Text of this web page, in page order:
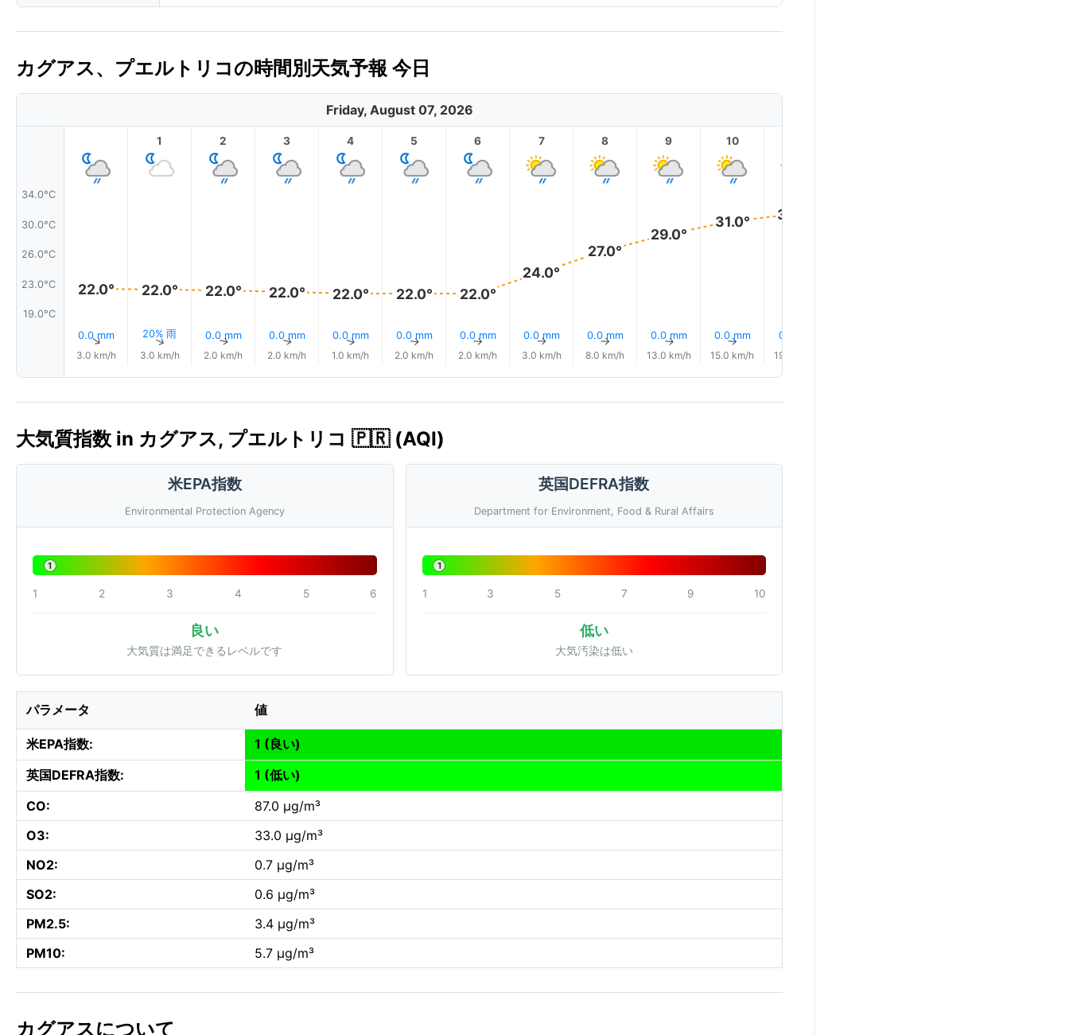
カグアス、プエルトリコの時間別天気予報 今日
Friday, August 07, 2026
34.0°C
30.0°C
26.0°C
23.0°C
19.0°C
22.0°
0.0 mm
↑
3.0 km/h
1
22.0°
20% 雨
↑
3.0 km/h
2
22.0°
0.0 mm
↑
2.0 km/h
3
22.0°
0.0 mm
↑
2.0 km/h
4
22.0°
0.0 mm
↑
1.0 km/h
5
22.0°
0.0 mm
↑
2.0 km/h
6
22.0°
0.0 mm
↑
2.0 km/h
7
24.0°
0.0 mm
↑
3.0 km/h
8
27.0°
0.0 mm
↑
8.0 km/h
9
29.0°
0.0 mm
↑
13.0 km/h
10
31.0°
0.0 mm
↑
15.0 km/h
32.0°
0.1 mm
19.0 km/h
大気質指数 in カグアス, プエルトリコ 🇵🇷 (AQI)
米EPA指数
Environmental Protection Agency
1
1 2 3 4 5 6
良い
大気質は満足できるレベルです
英国DEFRA指数
Department for Environment, Food & Rural Affairs
1
1 3 5 7 9 10
低い
大気汚染は低い
パラメータ 値
米EPA指数:
1 (良い)
英国DEFRA指数:
1 (低い)
CO:
87.0 µg/m³
O3:
33.0 µg/m³
NO2:
0.7 µg/m³
SO2:
0.6 µg/m³
PM2.5:
3.4 µg/m³
PM10:
5.7 µg/m³
カグアスについて